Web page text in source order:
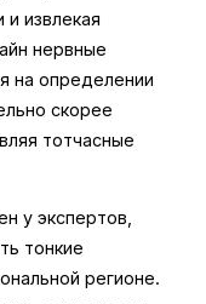
извлекая
нервные
на определении
скорее
тотчасные
у экспертов,
тонкие
регионе.